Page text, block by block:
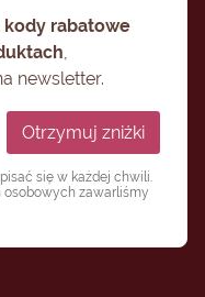
kody rabatowe
newsletter.
Otrzymuj zniżki
się w każdej chwili.
zawarliśmy